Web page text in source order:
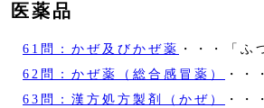
医薬品
61問：かぜ及びかぜ薬 ・・・「ふ
62問：かぜ薬（総合感冒薬）
・・
63問：漢方処方製剤（かぜ）
・・